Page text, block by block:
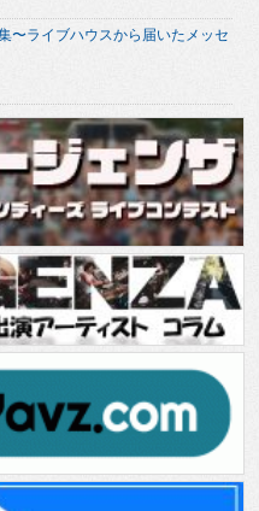
〜ライブハウスから届いたメッセ